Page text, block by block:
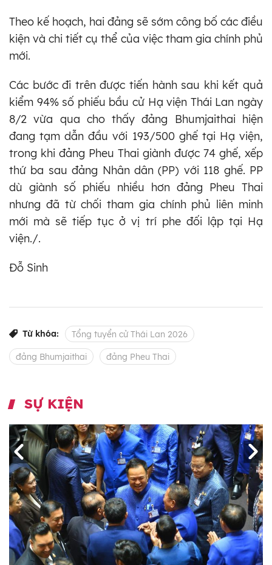
Theo kế hoạch, hai đảng sẽ sớm công bố các điều
kiện và chi tiết cụ thể của việc tham gia chính phủ
mới.
Các bước đi trên được tiến hành sau khi kết quả
kiểm 94% số phiếu bầu cử Hạ viện Thái Lan ngày
8/2 vừa qua cho thấy đảng Bhumjaithai hiện
đang tạm dẫn đầu với 193/500 ghế tại Hạ viện,
trong khi đảng Pheu Thai giành được 74 ghế, xếp
thứ ba sau đảng Nhân dân (PP) với 118 ghế. PP
dù giành số phiếu nhiều hơn đảng Pheu Thai
nhưng đã từ chối tham gia chính phủ liên minh
mới mà sẽ tiếp tục ở vị trí phe đối lập tại Hạ
viện./.
Đỗ Sinh
Từ khóa: Tổng tuyển cử Thái Lan 2026
đảng Bhumjaithai đảng Pheu Thai
SỰ KIỆN